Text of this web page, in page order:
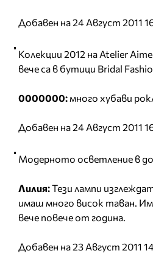
Добавен на 24 Август 2011
Колекции 2012 на Atelier
вече са в бутици Bridal
0000000:много хубави
Добавен на 24 Август 2011
Модерното осветление в
Лилия:Тези лампи
имаш много висок таван.
вече повече от година.
Добавен на 23 Август 2011